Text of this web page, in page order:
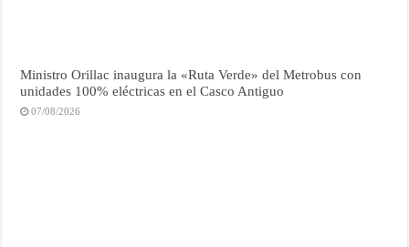
Ministro Orillac inaugura la «Ruta Verde» del Metrobus con
unidades 100% eléctricas en el Casco Antiguo
07/08/2026